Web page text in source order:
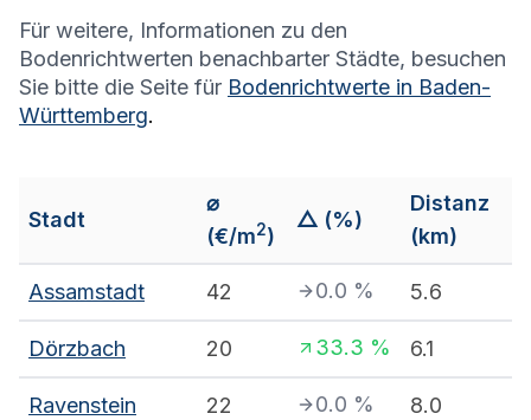
Für weitere, Informationen zu den
Bodenrichtwerten benachbarter Städte, besuchen
Sie bitte die Seite für Bodenrichtwerte in Baden-
Württemberg.
Stadt
⌀
(€/m2)
△ (%)
Distanz
(km)
Assamstadt 42 0.0 % 5.6
Dörzbach 20 33.3 % 6.1
Ravenstein 22 0.0 % 8.0